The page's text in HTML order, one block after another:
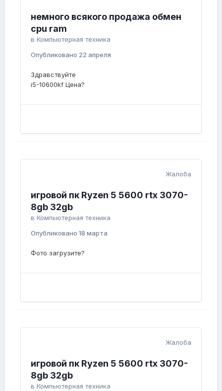
немного всякого продажа обмен
cpu ram
в Компьютерная техника
Опубликовано 22 апреля
Здравствуйте
i5-10600kf Цена?
Жалоба
игровой пк Ryzen 5 5600 rtx 3070-
8gb 32gb
в Компьютерная техника
Опубликовано 18 марта
Фото загрузите?
Жалоба
игровой пк Ryzen 5 5600 rtx 3070-
8gb 32gb
в Компьютерная техника